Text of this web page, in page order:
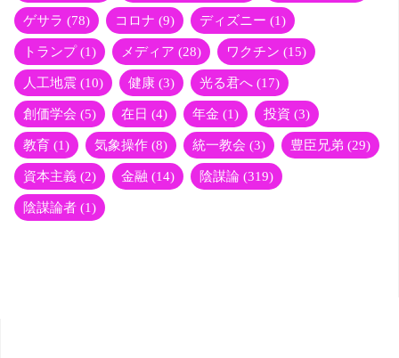
お
か
し
な
ゲサラ (78) コロナ (9) ディズニー (1)
トランプ(1) メディア (28) ワクチン (15)
人工地震 (10) 健康 (3) 光る君へ (17)
創価学会 (5) 在日 (4) 年金 (1) 投資 (3)
教育 (1) 気象操作 (8) 統一教会 (3) 豊臣兄弟 (29)
資本主義 (2) 金融 (14) 陰謀論 (319)
陰謀論者 (1)